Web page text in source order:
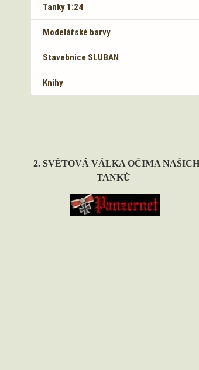
Tanky 1:24
Modelářské barvy
Stavebnice SLUBAN
Knihy
2. SVĚTOVÁ VÁLKA OČIMA NAŠICH
TANKŮ